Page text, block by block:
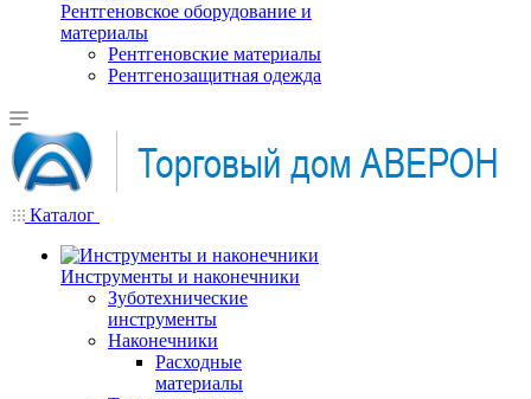
Рентгеновское оборудование и
материалы
Рентгеновские материалы
Рентгенозащитная одежда
Каталог
Инструменты и наконечники
Зуботехнические
инструменты
Наконечники
Расходные
материалы